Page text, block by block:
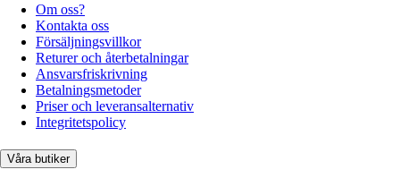
Om oss?
Kontakta oss
Försäljningsvillkor
Returer och återbetalningar
Ansvarsfriskrivning
Betalningsmetoder
Priser och leveransalternativ
Integritetspolicy
Våra butiker